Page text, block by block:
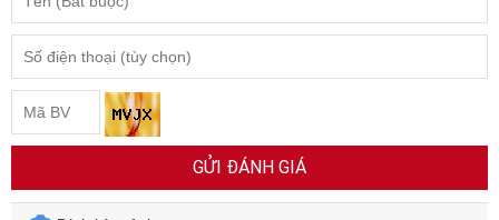
GỬI ĐÁNH GIÁ